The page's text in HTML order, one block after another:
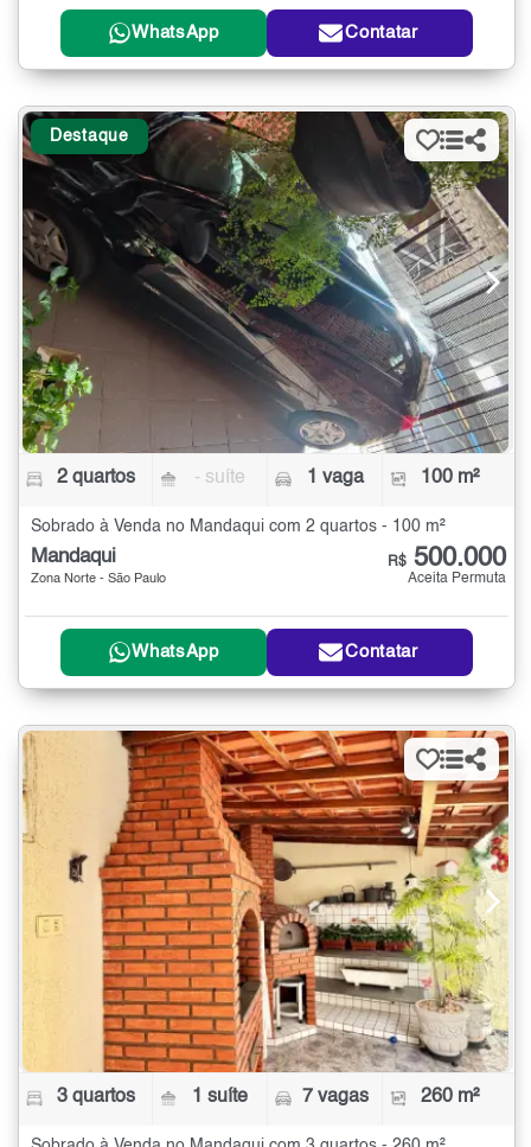
WhatsApp Contatar
Destaque
2 quartos - suíte 1 vaga 100 m²
Sobrado à Venda no Mandaqui com 2 quartos - 100 m²
Mandaqui
Zona Norte - São Paulo
R$ 500.000
Aceita Permuta
WhatsApp Contatar
3 quartos 1 suíte 7 vagas 260 m²